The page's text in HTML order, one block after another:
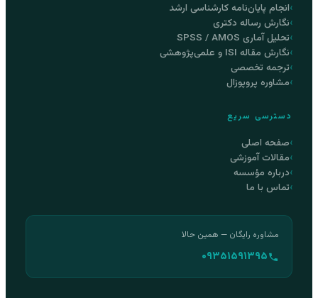
انجام پایان‌نامه کارشناسی ارشد
نگارش رساله دکتری
تحلیل آماری SPSS / AMOS
نگارش مقاله ISI و علمی‌پژوهشی
ترجمه تخصصی
مشاوره پروپوزال
دسترسی سریع
صفحه اصلی
مقالات آموزشی
درباره مؤسسه
تماس با ما
مشاوره رایگان — همین حالا
۰۹۳۵۱۵۹۱۳۹۵